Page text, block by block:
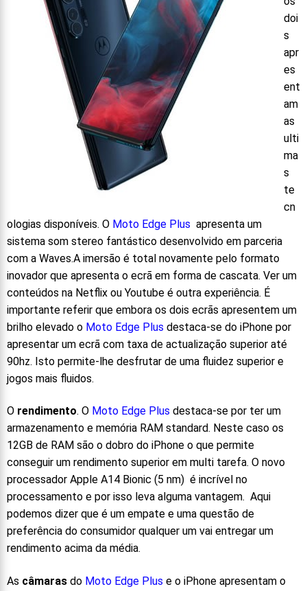
doi
s
apr
es
ent
am
as
ulti
ma
s
te
cn
ologias disponíveis. O Moto Edge Plus apresenta um
sistema som stereo fantástico desenvolvido em parceria
com a Waves.A imersão é total novamente pelo formato
inovador que apresenta o ecrã em forma de cascata. Ver um
conteúdos na Netflix ou Youtube é outra experiência. É
importante referir que embora os dois ecrãs apresentem um
brilho elevado o Moto Edge Plus destaca-se do iPhone por
apresentar um ecrã com taxa de actualização superior até
90hz. Isto permite-lhe desfrutar de uma fluidez superior e
jogos mais fluidos.
O rendimento. O Moto Edge Plus destaca-se por ter um
armazenamento e memória RAM standard. Neste caso os
12GB de RAM são o dobro do iPhone o que permite
conseguir um rendimento superior em multi tarefa. O novo
processador Apple A14 Bionic (5 nm) é incrível no
processamento e por isso leva alguma vantagem. Aqui
podemos dizer que é um empate e uma questão de
preferência do consumidor qualquer um vai entregar um
rendimento acima da média.
As câmaras do Moto Edge Plus e o iPhone apresentam o